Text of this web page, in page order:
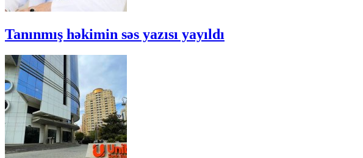
Tanınmış həkimin səs yazısı yayıldı